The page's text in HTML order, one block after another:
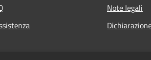
Note legali